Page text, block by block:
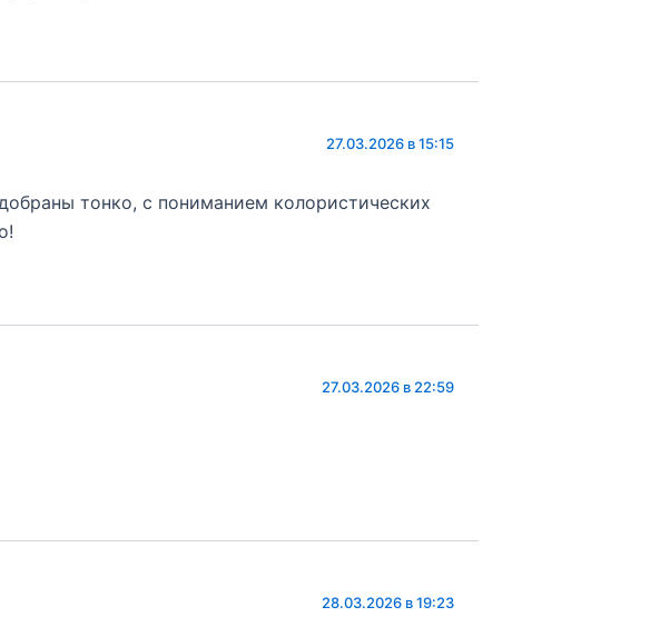
27.03.2026 в 15:15
тонко, с пониманием колористических
27.03.2026 в 22:59
28.03.2026 в 19:23